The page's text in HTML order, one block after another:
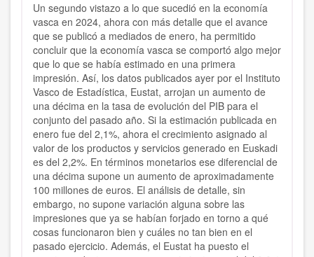
Un segundo vistazo a lo que sucedió en la economía
vasca en 2024, ahora con más detalle que el avance
que se publicó a mediados de enero, ha permitido
concluir que la economía vasca se comportó algo mejor
que lo que se había estimado en una primera
impresión. Así, los datos publicados ayer por el Instituto
Vasco de Estadística, Eustat, arrojan un aumento de
una décima en la tasa de evolución del PIB para el
conjunto del pasado año. Si la estimación publicada en
enero fue del 2,1%, ahora el crecimiento asignado al
valor de los productos y servicios generado en Euskadi
es del 2,2%. En términos monetarios ese diferencial de
una décima supone un aumento de aproximadamente
100 millones de euros. El análisis de detalle, sin
embargo, no supone variación alguna sobre las
impresiones que ya se habían forjado en torno a qué
cosas funcionaron bien y cuáles no tan bien en el
pasado ejercicio. Además, el Eustat ha puesto el